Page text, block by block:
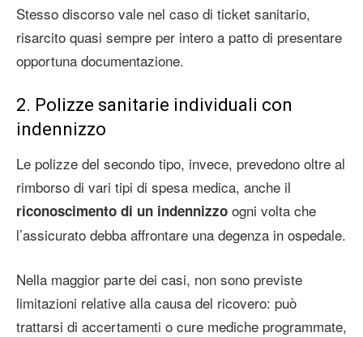
Stesso discorso vale nel caso di ticket sanitario,
risarcito quasi sempre per intero a patto di presentare
opportuna documentazione.
2. Polizze sanitarie individuali con
indennizzo
Le polizze del secondo tipo, invece, prevedono oltre al
rimborso di vari tipi di spesa medica, anche il
riconoscimento di un indennizzo ogni volta che
l’assicurato debba affrontare una degenza in ospedale.
Nella maggior parte dei casi, non sono previste
limitazioni relative alla causa del ricovero: può
trattarsi di accertamenti o cure mediche programmate,